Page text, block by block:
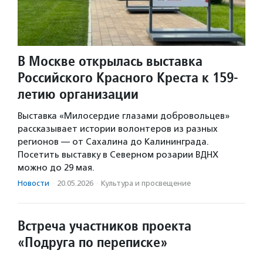
В Москве открылась выставка
Российского Красного Креста к 159-
летию организации
Выставка «Милосердие глазами добровольцев»
рассказывает истории волонтеров из разных
регионов — от Сахалина до Калининграда.
Посетить выставку в Северном розарии ВДНХ
можно до 29 мая.
Новости · 20.05.2026 · Культура и просвещение
Встреча участников проекта
«Подруга по переписке»